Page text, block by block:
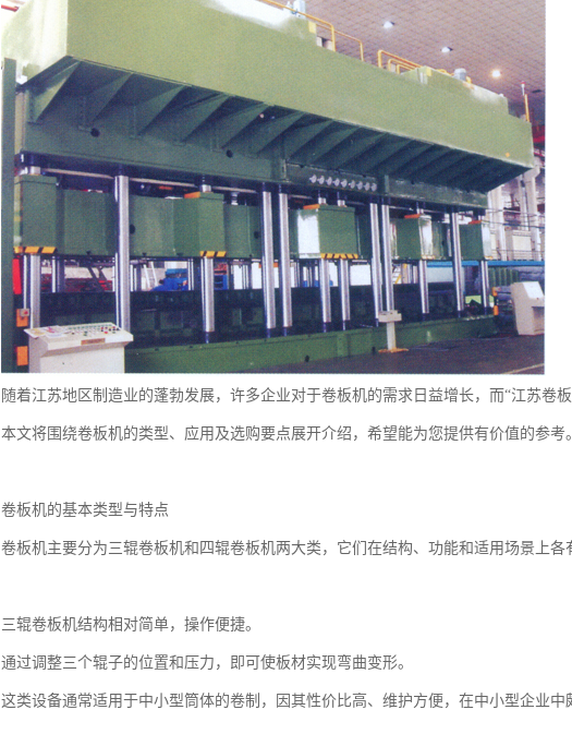
随着江苏地区制造业的蓬勃发展，许多企业对于卷板机的需求日益增长，而“江苏卷
本文将围绕卷板机的类型、应用及选购要点展开介绍，希望能为您提供有价值的参考
卷板机的基本类型与特点
卷板机主要分为三辊卷板机和四辊卷板机两大类，它们在结构、功能和适用场景上各
三辊卷板机结构相对简单，操作便捷。
通过调整三个辊子的位置和压力，即可使板材实现弯曲变形。
这类设备通常适用于中小型筒体的卷制，因其性价比高、维护方便，在中小型企业中